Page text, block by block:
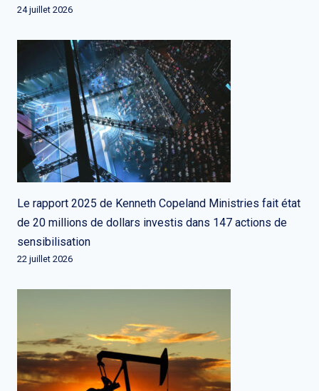
24 juillet 2026
Le rapport 2025 de Kenneth Copeland Ministries fait état
de 20 millions de dollars investis dans 147 actions de
sensibilisation
22 juillet 2026